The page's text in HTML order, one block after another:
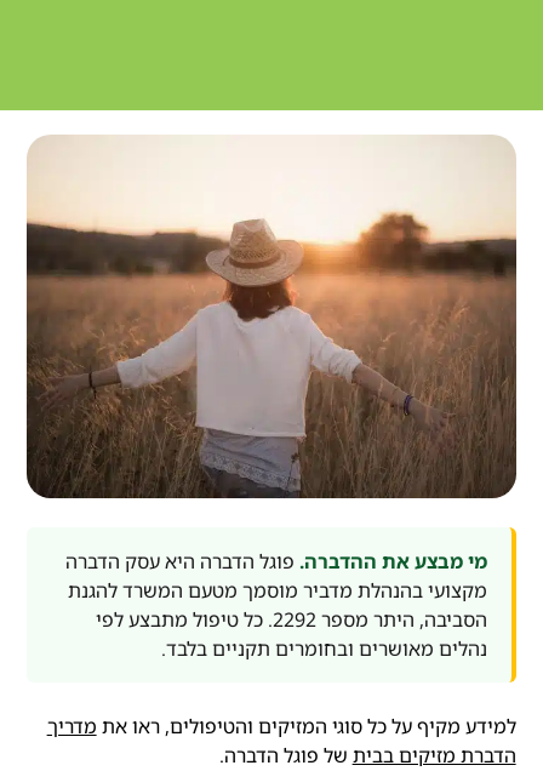
מי מבצע את ההדברה. פוגל הדברה היא עסק הדברה
מקצועי בהנהלת מדביר מוסמך מטעם המשרד להגנת
הסביבה, היתר מספר 2292. כל טיפול מתבצע לפי
נהלים מאושרים ובחומרים תקניים בלבד.
למידע מקיף על כל סוגי המזיקים והטיפולים, ראו את מדריך
הדברת מזיקים בבית של פוגל הדברה.